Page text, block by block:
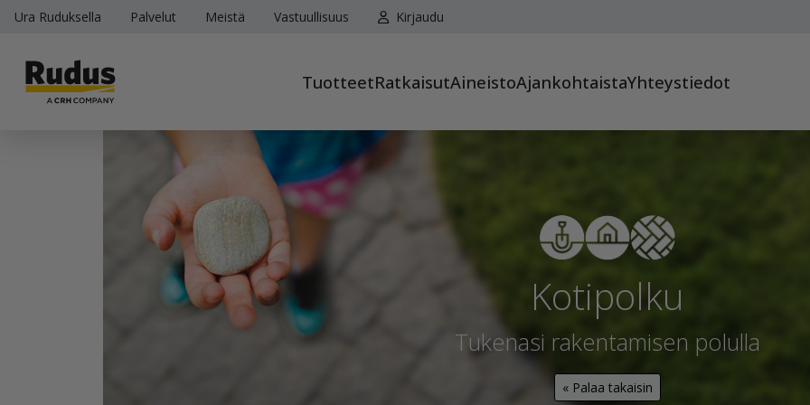
Ura Ruduksella Palvelut Meistä Vastuullisuus Kirjaudu
TuotteetRatkaisutAineistoAjankohtaistaYhteystiedot
Kotipolku
Tukenasi rakentamisen polulla
« Palaa takaisin